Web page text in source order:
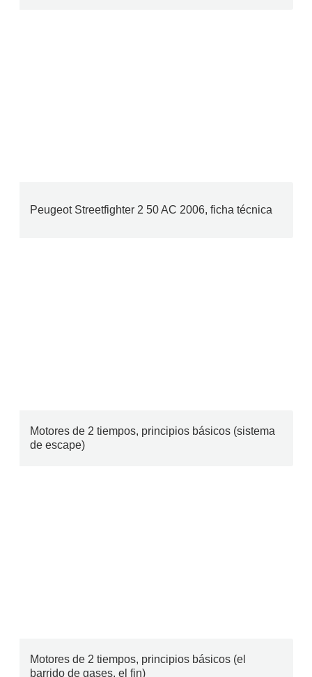
Peugeot Streetfighter 2 50 AC 2006, ficha técnica
Motores de 2 tiempos, principios básicos (sistema
de escape)
Motores de 2 tiempos, principios básicos (el
barrido de gases, el fin)